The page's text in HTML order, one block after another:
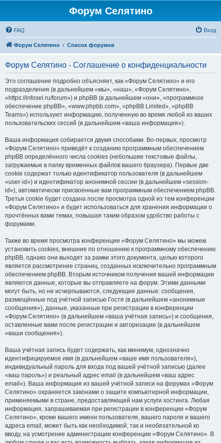
Форум Селятино
FAQ Вход
Форум Селятино Список форумов
Форум Селятино - Соглашение о конфиденциальности
Это соглашение подробно объясняет, как «Форум Селятино» и его
подразделения (в дальнейшем «мы», «наш», «Форум Селятино»,
«https://infosel.ru/forum») и phpBB (в дальнейшем «они», «программное
обеспечение phpBB», «www.phpbb.com», «phpBB Limited», «phpBB
Teams») используют информацию, полученную во время любой из ваших
пользовательских сессий (в дальнейшем «ваша информация»).
Ваша информация собирается двумя способами. Во-первых, просмотр
«Форум Селятино» приведёт к созданию программным обеспечением
phpBB определённого числа cookies (небольшие текстовые файлы,
загружаемые в папку временных файлов вашего браузера). Первые две
cookie содержат только идентификатор пользователя (в дальнейшем
«user-id») и идентификатор анонимной сессии (в дальнейшем «session-
id»), автоматически присвоенные вам программным обеспечением phpBB.
Третья cookie будет создана после просмотра одной из тем конференции
«Форум Селятино» и будет использоваться для хранения информации о
прочтённых вами темах, повышая таким образом удобство работы с
форумами.
Также во время просмотра конференции «Форум Селятино» мы можем
установить cookies, внешние по отношению к программному обеспечению
phpBB, однако они выходят за рамки этого документа, целью которого
является рассмотрение страниц, созданных исключительно программным
обеспечением phpBB. Вторым источником получения вашей информации
являются данные, которые вы отправляете на форум. Этими данными
могут быть, но не исчерпываются, следующие данные: сообщения,
размещённые под учётной записью Гостя (в дальнейшем «анонимные
сообщения»), данные, указанные при регистрации в конференции
«Форум Селятино» (в дальнейшем «ваша учётная запись») и сообщения,
оставленные вами после регистрации и авторизации (в дальнейшем
«ваши сообщения»).
Ваша учётная запись будет содержать, как минимум, однозначно
идентифицируемое имя (в дальнейшем «ваше имя пользователя»),
индивидуальный пароль для входа под вашей учётной записью (далее
«ваш пароль») и реальный адрес email (в дальнейшем «ваш адрес
email»). Ваша информация из вашей учётной записи на форумах «Форум
Селятино» охраняется законами о защите компьютерной информации,
применяемыми в стране, предоставляющей нам услуги хостинга. Любая
информация, запрашиваемая при регистрации в конференции «Форум
Селятино», кроме вашего имени пользователя, вашего пароля и вашего
адреса email, может быть как необходимой, так и необязательной ко
вводу, на усмотрение администрации конференции «Форум Селятино». В